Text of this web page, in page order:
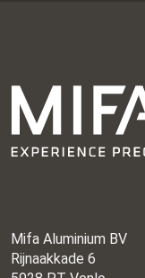
Mifa Aluminium BV
Rijnaakkade 6